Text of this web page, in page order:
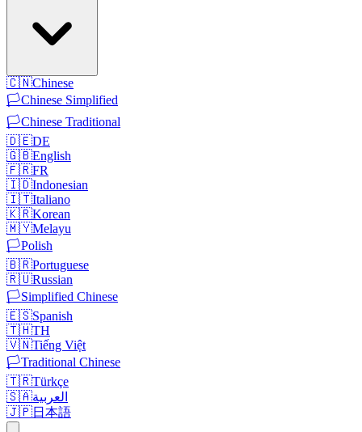
🇨🇳Chinese
🏳️Chinese Simplified
🏳️Chinese Traditional
🇩🇪DE
🇬🇧English
🇫🇷FR
🇮🇩Indonesian
🇮🇹Italiano
🇰🇷Korean
🇲🇾Melayu
🏳️Polish
🇧🇷Portuguese
🇷🇺Russian
🏳️Simplified Chinese
🇪🇸Spanish
🇹🇭TH
🇻🇳Tiếng Việt
🏳️Traditional Chinese
🇹🇷Türkçe
🇸🇦العربية
🇯🇵日本語